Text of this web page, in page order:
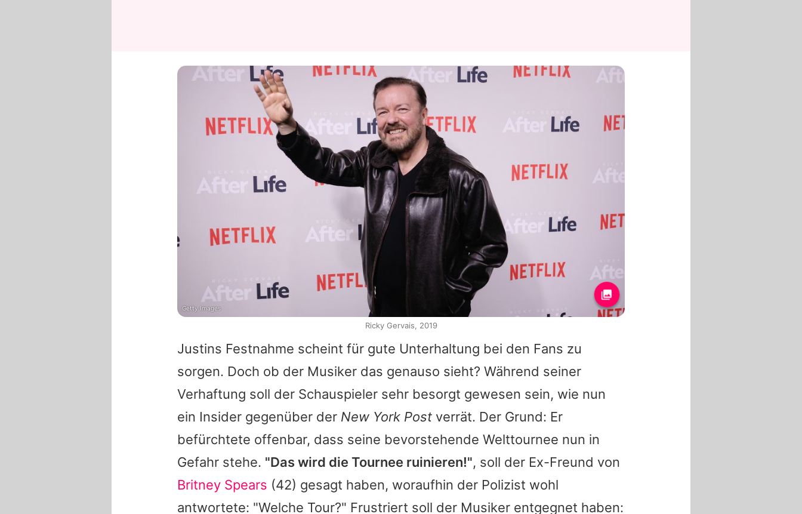
Justins Festnahme scheint für gute Unterhaltung bei den Fans zu
sorgen. Doch ob der Musiker das genauso sieht? Während seiner
Verhaftung soll der Schauspieler sehr besorgt gewesen sein, wie nun
ein Insider gegenüber der New York Post verrät. Der Grund: Er
befürchtete offenbar, dass seine bevorstehende Welttournee nun in
Gefahr stehe. "Das wird die Tournee ruinieren!", soll der Ex-Freund von
Britney Spears (42) gesagt haben, woraufhin der Polizist wohl
antwortete: "Welche Tour?" Frustriert soll der Musiker entgegnet haben:
Getty Images
Ricky Gervais, 2019